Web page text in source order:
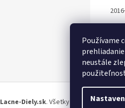
Používame
neustále
Lacne-Diely.sk. Všetky práva vyhradené.